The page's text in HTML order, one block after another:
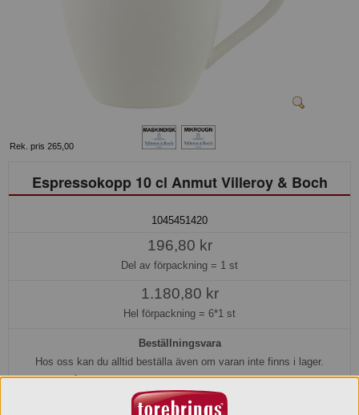
Rek. pris 265,00
Espressokopp 10 cl Anmut Villeroy & Boch
1045451420
196,80 kr
Del av förpackning = 1 st
1.180,80 kr
Hel förpackning = 6*1 st
Beställningsvara
Hos oss kan du alltid beställa även om varan inte finns i lager.
Beställ nu så beräknar vi kunna leverera inom 10-15 arbetsdagar, eller
senare om du önskar.